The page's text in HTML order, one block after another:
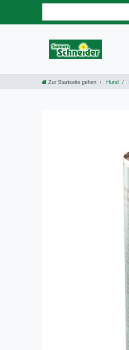
Zur Startseite gehen Hund